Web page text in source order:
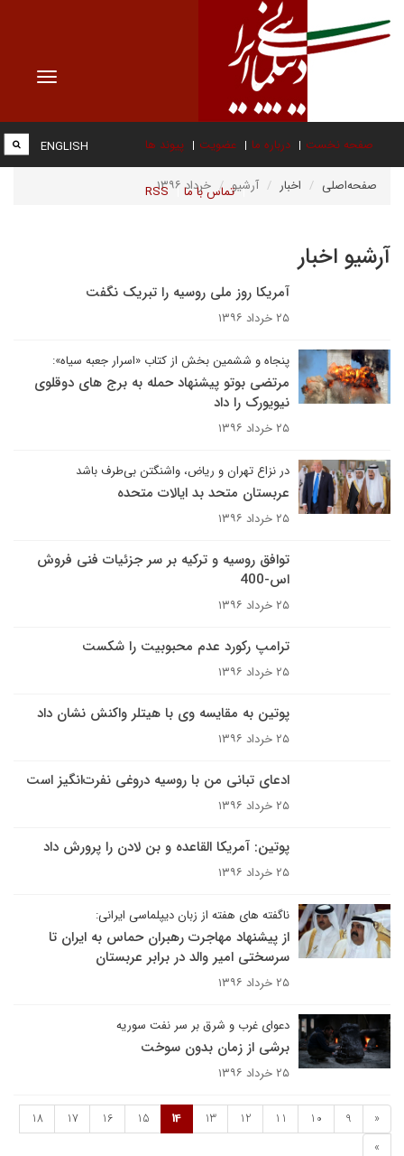
Toggle
صفحه نخست درباره ما عضویت پیوند ها
تماس با ما RSS
ENGLISH
صفحه‌اصلی اخبار آرشیو خرداد ۱۳۹۶
آرشیو اخبار
آمریکا روز ملی روسیه را تبریک نگفت
۲۵ خرداد ۱۳۹۶
پنجاه و ششمین بخش از کتاب «اسرار جعبه سیاه»:
مرتضی بوتو پیشنهاد حمله به برج های دوقلوی
نیویورک را داد
۲۵ خرداد ۱۳۹۶
در نزاع تهران و ریاض، واشنگتن بی‌طرف باشد
عربستان متحد بد ایالات متحده
۲۵ خرداد ۱۳۹۶
توافق روسیه و ترکیه بر سر جزئیات فنی فروش
اس-400
۲۵ خرداد ۱۳۹۶
ترامپ رکورد عدم محبوبیت را شکست
۲۵ خرداد ۱۳۹۶
پوتین به مقایسه وی با هیتلر واکنش نشان داد
۲۵ خرداد ۱۳۹۶
ادعای تبانی من با روسیه دروغی نفرت‌انگیز است
۲۵ خرداد ۱۳۹۶
پوتین: آمریکا القاعده و بن لادن را پرورش داد
۲۵ خرداد ۱۳۹۶
ناگفته های هفته از زبان دیپلماسی ایرانی:
از پیشنهاد مهاجرت رهبران حماس به ایران تا
سرسختی امیر والد در برابر عربستان
۲۵ خرداد ۱۳۹۶
دعوای غرب و شرق بر سر نفت سوریه
برشی از زمان بدون سوخت
۲۵ خرداد ۱۳۹۶
«
9
10
11
12
13
14
15
16
17
18
»